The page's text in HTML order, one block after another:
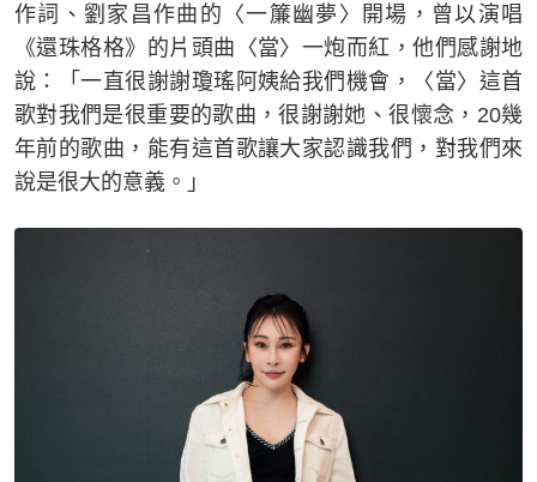
作詞、劉家昌作曲的〈一簾幽夢〉開場，曾以演唱
《還珠格格》的片頭曲〈當〉一炮而紅，他們感謝地
說：「一直很謝謝瓊瑤阿姨給我們機會，〈當〉這首
歌對我們是很重要的歌曲，很謝謝她、很懷念，20幾
年前的歌曲，能有這首歌讓大家認識我們，對我們來
說是很大的意義。」